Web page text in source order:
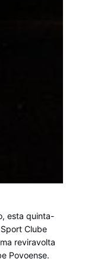
esta quinta-
Clube
reviravolta
Povoense.